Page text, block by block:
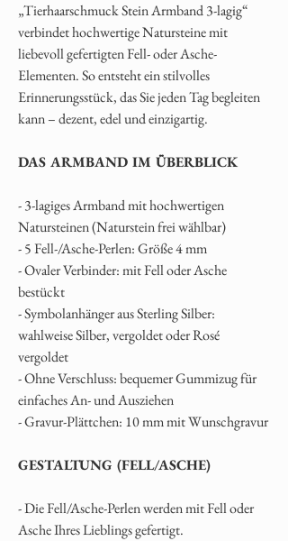
„Tierhaarschmuck Stein Armband 3-lagig“
verbindet hochwertige Natursteine mit
liebevoll gefertigten Fell- oder Asche-
Elementen. So entsteht ein stilvolles
Erinnerungsstück, das Sie jeden Tag begleiten
kann – dezent, edel und einzigartig.
DAS ARMBAND IM ÜBERBLICK
- 3-lagiges Armband mit hochwertigen
Natursteinen (Naturstein frei wählbar)
- 5 Fell-/Asche-Perlen: Größe 4 mm
- Ovaler Verbinder: mit Fell oder Asche
bestückt
- Symbolanhänger aus Sterling Silber:
wahlweise Silber, vergoldet oder Rosé
vergoldet
- Ohne Verschluss: bequemer Gummizug für
einfaches An- und Ausziehen
- Gravur-Plättchen: 10 mm mit Wunschgravur
GESTALTUNG (FELL/ASCHE)
- Die Fell/Asche-Perlen werden mit Fell oder
Asche Ihres Lieblings gefertigt.